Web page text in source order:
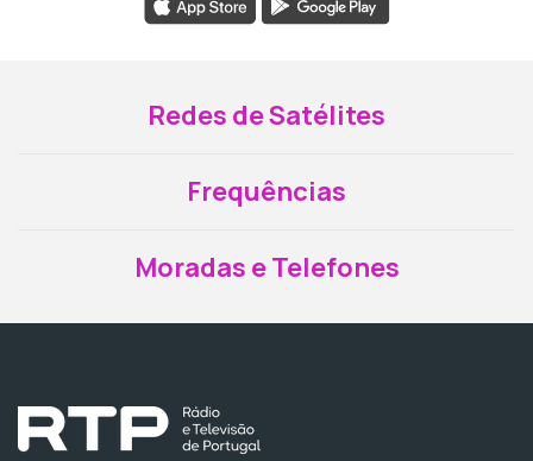
Redes de Satélites
Frequências
Moradas e Telefones